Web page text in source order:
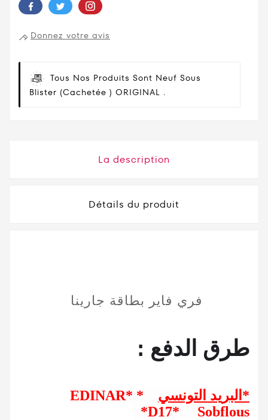
Donnez votre avis
Tous Nos Produits Sont Neuf Sous
Blister (cachetée ) ORIGINAL .
La description
Détails du produit
فري فاير بطاقة جارينا
طرق الدفع :
*البريد التونسي
*EDINAR*
*D17* Sobflous